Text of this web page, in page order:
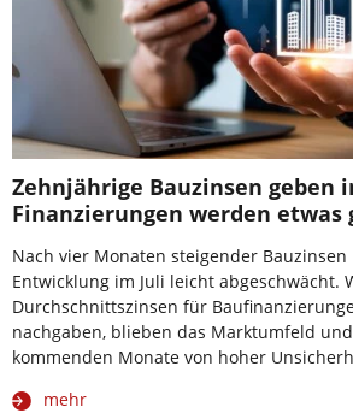
Zehnjährige Bauzinsen geben
Finanzierungen werden etwas
Nach vier Monaten steigender
Entwicklung im Juli leicht abgeschwächt.
Durchschnittszinsen für
nachgaben, blieben das Marktumfeld
kommenden Monate von hoher
mehr